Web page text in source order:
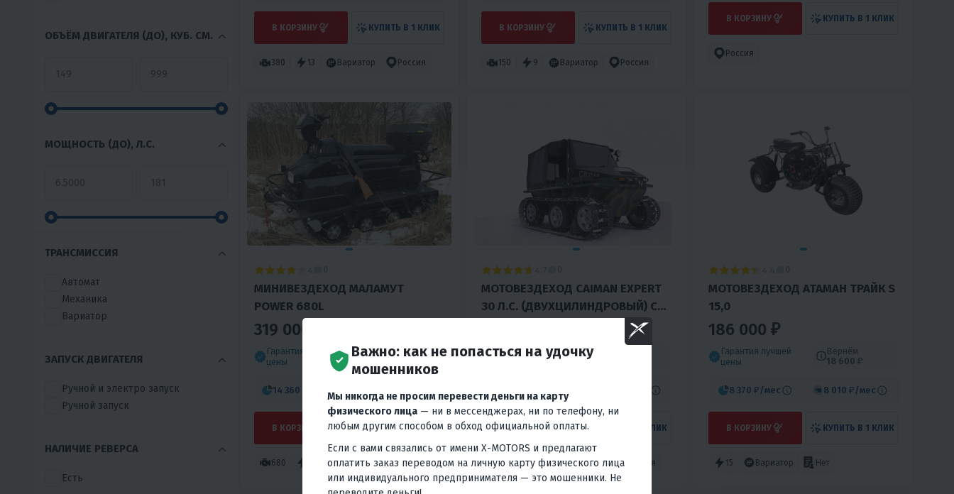
ОБЪЁМ ДВИГАТЕЛЯ (ДО), КУБ. СМ.
МОЩНОСТЬ (ДО), Л.С.
ТРАНСМИССИЯ
Автомат
Механика
Вариатор
ЗАПУСК ДВИГАТЕЛЯ
Ручной и электро запуск
Ручной запуск
НАЛИЧИЕ РЕВЕРСА
Есть
В КОРЗИНУ КУПИТЬ В 1 КЛИК
380 13 Вариатор Россия
В КОРЗИНУ КУПИТЬ В 1 КЛИК
150 9 Вариатор Россия
В КОРЗИНУ КУПИТЬ В 1 КЛИК
Россия
МИНИВЕЗДЕХОД МАЛАМУТ
POWER 680L
319 000 ₽
Гарантия лучшей
цены
Вернём
14 360 ₽
В КОРЗИНУ КУПИТЬ В 1 КЛИК
680 Вариатор Россия
МОТОВЕЗДЕХОД CAIMAN EXPERT
30 Л.С. (ДВУХЦИЛИНДРОВЫЙ) С
Гарантия лучшей
В КОРЗИНУ КУПИТЬ В 1 КЛИК
30 Механика Нет Россия
МОТОВЕЗДЕХОД АТАМАН ТРАЙК S
15,0
186 000 ₽
Гарантия лучшей
цены
Вернём
18 600 ₽
8 370 ₽ /мес 8 010 ₽ /мес
В КОРЗИНУ КУПИТЬ В 1 КЛИК
15 Вариатор Нет
Важно: как не попасться на удочку
мошенников
Мы никогда не просим перевести деньги на карту
физического лица — ни в мессенджерах, ни по телефону, ни
любым другим способом в обход официальной оплаты.
Если с вами связались от имени X-MOTORS и предлагают
оплатить заказ переводом на личную карту физического лица
или индивидуального предпринимателя — это мошенники. Не